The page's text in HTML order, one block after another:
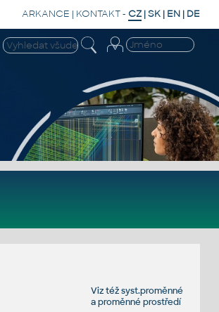
ARKANCE | KONTAKT- CZ |SK | EN | DE
Viz téžsyst.proměnné
aproměnné prostředí